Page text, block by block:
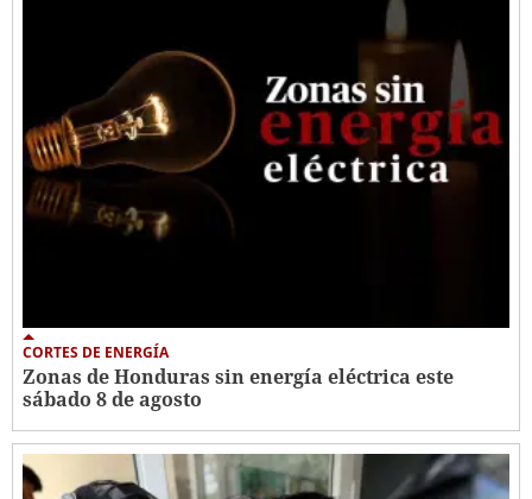
CORTES DE ENERGÍA
Zonas de Honduras sin energía eléctrica este
sábado 8 de agosto